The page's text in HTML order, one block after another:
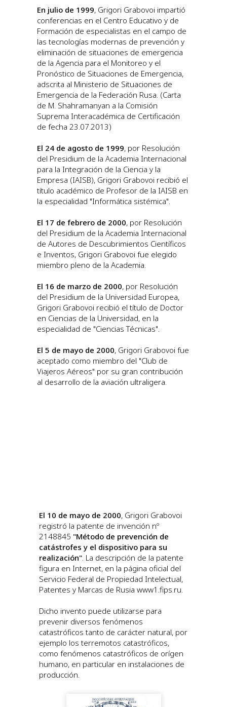
En julio de 1999, Grigori Grabovoi impartió
conferencias en el Centro Educativo y de
Formación de especialistas en el campo de
las tecnologías modernas de prevención y
eliminación de situaciones de emergencia
de la Agencia para el Monitoreo y el
Pronóstico de Situaciones de Emergencia,
adscrita al Ministerio de Situaciones de
Emergencia de la Federación Rusa. (Carta
de M. Shahramanyan a la Comisión
Suprema Interacadémica de Certificación
de fecha 23.07.2013)
El 24 de agosto de 1999, por Resolución
del Presidium de la Academia Internacional
para la Integración de la Ciencia y la
Empresa (IAISB), Grigori Grabovoi recibió el
título académico de Profesor de la IAISB en
la especialidad "Informática sistémica".
El 17 de febrero de 2000, por Resolución
del Presidium de la Academia Internacional
de Autores de Descubrimientos Científicos
e Inventos, Grigori Grabovoi fue elegido
miembro pleno de la Academia.
El 16 de marzo de 2000, por Resolución
del Presidium de la Universidad Europea,
Grigori Grabovoi recibió el título de Doctor
en Ciencias de la Universidad, en la
especialidad de "Ciencias Técnicas".
El 5 de mayo de 2000, Grigori Grabovoi fue
aceptado como miembro del "Club de
Viajeros Aéreos" por su gran contribución
al desarrollo de la aviación ultraligera.
El 10 de mayo de 2000, Grigori Grabovoi
registró la patente de invención nº
2148845 "Método de prevención de
catástrofes y el dispositivo para su
realización" . La descripción de la patente
figura en Internet, en la página oficial del
Servicio Federal de Propiedad Intelectual,
Patentes y Marcas de Rusia www1.fips.ru.
Dicho invento puede utilizarse para
prevenir diversos fenómenos
catastróficos tanto de carácter natural, por
ejemplo los terremotos catastróficos,
como fenómenos catastróficos de orígen
humano, en particular en instalaciones de
producción.